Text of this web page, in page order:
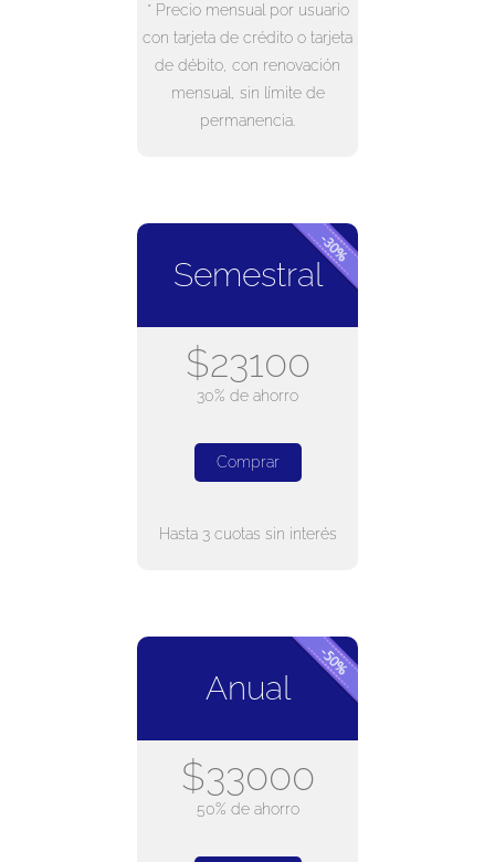
* Precio mensual por usuario
con tarjeta de crédito o tarjeta
de débito, con renovación
mensual, sin límite de
permanencia.
Semestral
$23100
30% de ahorro
Comprar
Hasta 3 cuotas sin interés
Anual
$33000
50% de ahorro